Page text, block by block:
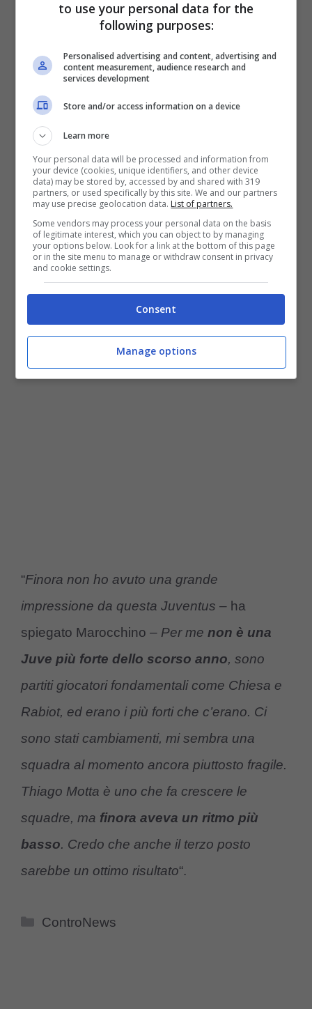
Thiago Motta avvisato: “La
Juventus non è più forte
dello scorso anno”
L’ex calciatore Domenico Marocchino ha
rilasciato dichiarazioni che fanno riflettere.
Nel suo intervento a ‘TMW Radio’, ha
evidenziato comela Juventus attuale non
sembri più forte della precedente
sue frasi, l’avvertimento a Thiago Motta, che
dovrà metterci molto del suo per far crescere
“Finora non ho avuto una grande
impressione da questa Juventus – ha
spiegato Marocchino – Per me non è una
Juve più forte dello scorso anno, sono
partiti giocatori fondamentali come Chiesa e
Rabiot, ed erano i più forti che c’erano. Ci
sono stati cambiamenti, mi sembra una
squadra al momento ancora piuttosto fragile.
Thiago Motta è uno che fa crescere le
squadre, ma finora aveva un ritmo più
basso. Credo che anche il terzo posto
sarebbe un ottimo risultato“.
Categorie
ControNews
to use your personal data for the
following purposes:
Personalised advertising and content, advertising and
content measurement, audience research and
services development
Store and/or access information on a device
Learn more
Your personal data will be processed and information from
your device (cookies, unique identifiers, and other device
data) may be stored by, accessed by and shared with 319
partners, or used specifically by this site. We and our partners
may use precise geolocation data. List of partners.
Some vendors may process your personal data on the basis
of legitimate interest, which you can object to by managing
your options below. Look for a link at the bottom of this page
or in the site menu to manage or withdraw consent in privacy
and cookie settings.
Consent
Manage options